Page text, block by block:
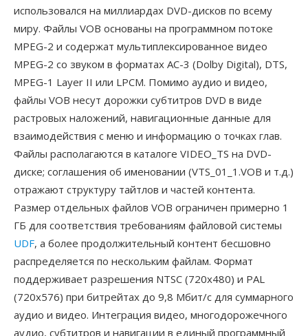
использовался на миллиардах DVD-дисков по всему
миру. Файлы VOB основаны на программном потоке
MPEG-2 и содержат мультиплексированное видео
MPEG-2 со звуком в форматах AC-3 (Dolby Digital), DTS,
MPEG-1 Layer II или LPCM. Помимо аудио и видео,
файлы VOB несут дорожки субтитров DVD в виде
растровых наложений, навигационные данные для
взаимодействия с меню и информацию о точках глав.
Файлы располагаются в каталоге VIDEO_TS на DVD-
диске; соглашения об именовании (VTS_01_1.VOB и т.д.)
отражают структуру тайтлов и частей контента.
Размер отдельных файлов VOB ограничен примерно 1
ГБ для соответствия требованиям файловой системы
UDF, а более продолжительный контент бесшовно
распределяется по нескольким файлам. Формат
поддерживает разрешения NTSC (720x480) и PAL
(720x576) при битрейтах до 9,8 Мбит/с для суммарного
аудио и видео. Интеграция видео, многодорожечного
аудио, субтитров и навигации в единый программный